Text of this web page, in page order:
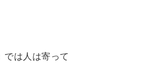
では人は寄って